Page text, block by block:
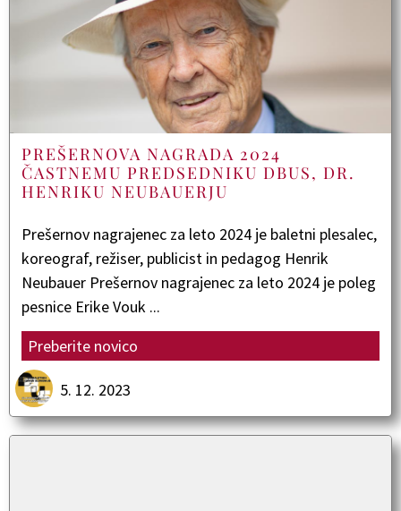
PREŠERNOVA NAGRADA 2024
ČASTNEMU PREDSEDNIKU DBUS, DR.
HENRIKU NEUBAUERJU
Prešernov nagrajenec za leto 2024 je baletni plesalec,
koreograf, režiser, publicist in pedagog Henrik
Neubauer Prešernov nagrajenec za leto 2024 je poleg
pesnice Erike Vouk ...
Preberite novico
5. 12. 2023